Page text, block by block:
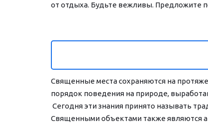
от отдыха. Будьте вежливы. Предложите
Священные места сохраняются на
порядок поведения на природе,
Сегодня эти знания принято называть
Священными объектами также являются